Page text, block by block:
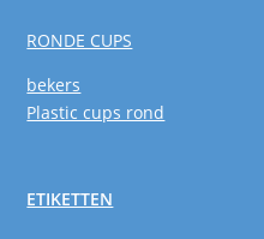
RONDE CUPS
bekers
Plastic cups rond
ETIKETTEN